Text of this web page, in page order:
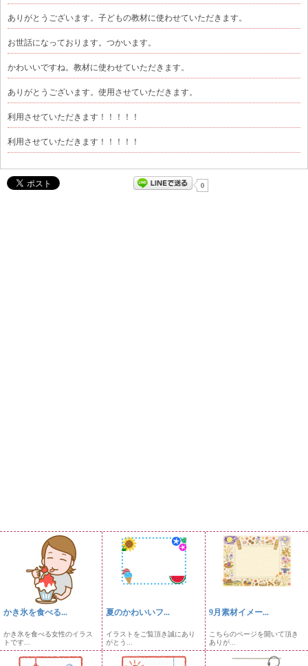
ありがとうございます。子どもの教材に使わせていただきます。
お世話になっております。つかいます。
かわいいですね。教材に使わせていただきます。
ありがとうございます。使用させていただきます。
利用させていただきます！！！！！
利用させていただきます！！！！！
0
かき氷を食べる...
かき氷を食べる女性のイラス
トです...
夏のかわいいフ...
イラストをご覧頂き誠にあり
がとう...
9月素材イメー...
こちらのページを開いて頂き
ありが...